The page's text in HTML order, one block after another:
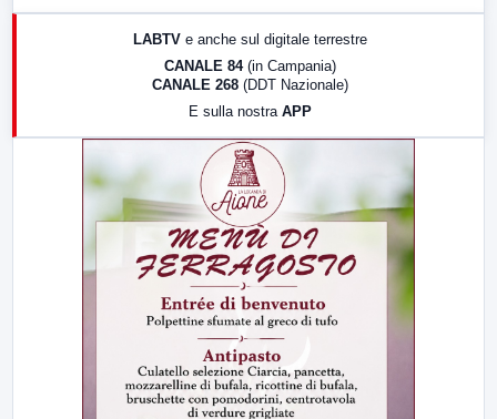
LABTV e anche sul digitale terrestre
CANALE 84 (in Campania)
CANALE 268 (DDT Nazionale)
E sulla nostra APP